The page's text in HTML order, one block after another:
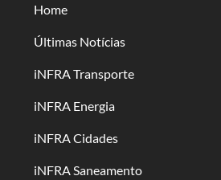
Home
Últimas Notícias
iNFRA Transporte
iNFRA Energia
iNFRA Cidades
iNFRA Saneamento